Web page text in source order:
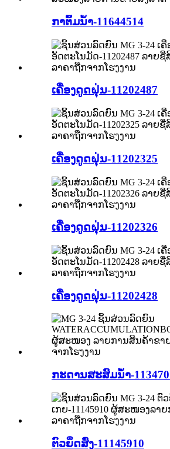
ກາຕົ້ມນ້ຳ-11644514
ເຄື່ອງດູດຝຸ່ນ-11202487
ເຄື່ອງດູດຝຸ່ນ-11202325
ເຄື່ອງດູດຝຸ່ນ-11202326
ເຄື່ອງດູດຝຸ່ນ-11202428
ກະດານສະສົມນ້ຳ-
ຕົວຍຶດສົ່ງ-11145910